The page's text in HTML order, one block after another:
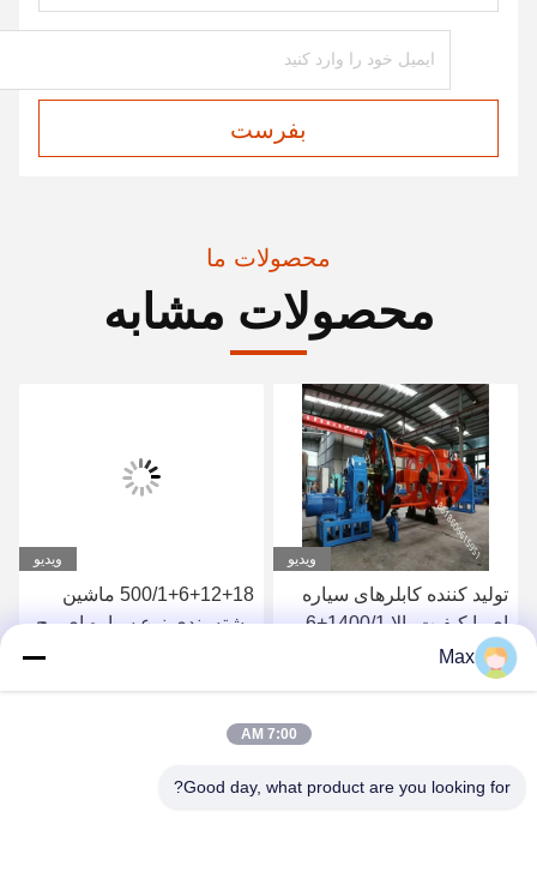
بفرست
محصولات ما
محصولات مشابه
ویدیو
تولید کننده کابلرهای سیاره
ای با کیفیت بالا 1400/1+6
برای کابل برق
بهترین قیمت رو بدست بیار
ویدیو
500/1+6+12+18 ماشین
رشته بندی نوع سیاره ای پیچ
Max
7:00 AM
Good day, what product are you looking for?